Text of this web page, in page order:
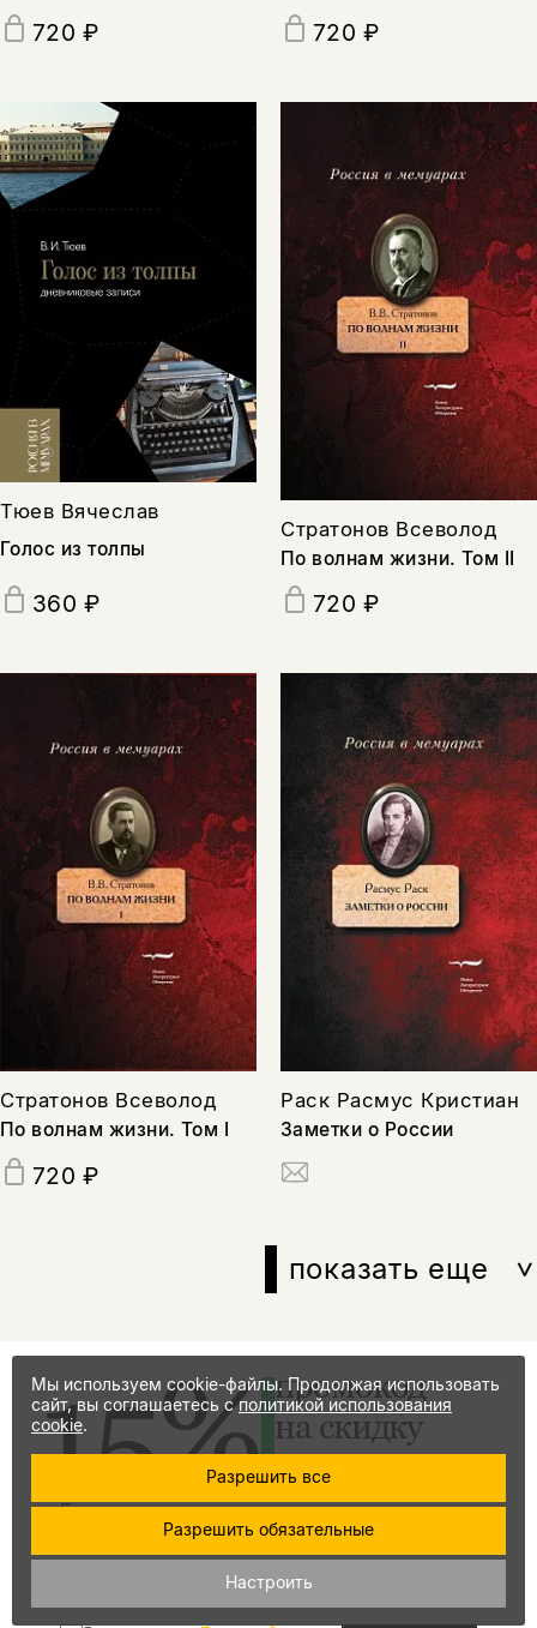
720 ₽ 720 ₽
Тюев Вячеслав
Голос из толпы
360 ₽
Стратонов Всеволод
По волнам жизни. Том II
720 ₽
Стратонов Всеволод
По волнам жизни. Том I
720 ₽
Раск Расмус Кристиан
Заметки о России
показать еще
15% промокод
на скидку
за подписку
Еженедельно мы отправляем рассылку
о книгах и событиях НЛО
Мы используем cookie-файлы. Продолжая использовать
сайт, вы соглашаетесь сполитикой использования
cookie.
Разрешить все
Разрешить обязательные
Настроить